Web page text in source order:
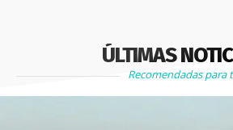
ÚLTIMAS
Recomendadas para